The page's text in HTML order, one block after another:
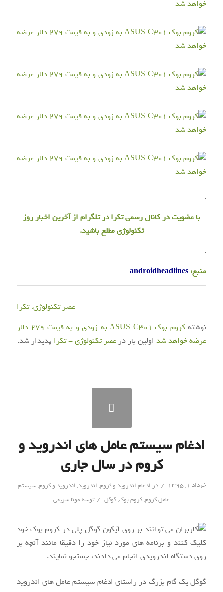
.
با عضویت درکانال رسمی تکرا در تلگرام از آخرین اخبار روز
تکنولوژی مطلع باشید.
.
منبع: androidheadlines
عصر تکنولوژی، تکرا
نوشته
کروم بوک ASUS C301 به زودی و به قیمت ۲۷۹ دلار
عرضه خواهد شداولین بار در عصر تکنولوژی - تکرا پدیدار شد.
ادغام سیستم عامل های اندروید و
کروم در سال جاری
خرداد ۱, ۱۳۹۵ / در ادغام اندروید و کروم, اندروید, اندروید و کروم,سیستم
عامل کروم,کروم بوک,گوگل / توسطمونا شریفی
گوگل یک گام بزرگ در راستای ادغام سیستم عامل های اندروید